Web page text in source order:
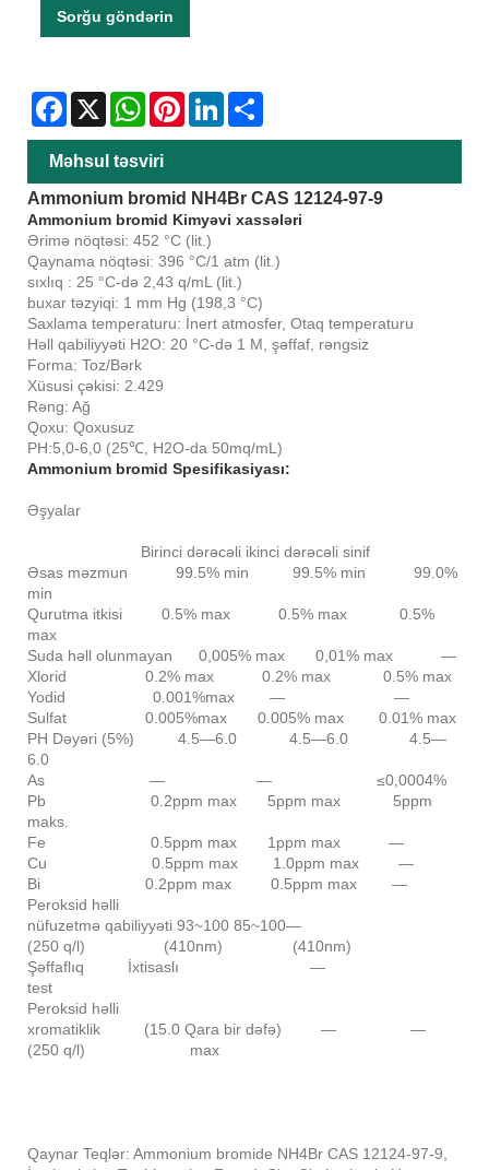
Sorğu göndərin
Facebook
X WhatsAppPinterestLinkedIn
Məhsul təsviri
Ammonium bromid NH4Br CAS 12124-97-9
Ammonium bromid Kimyəvi xassələri
Ərimə nöqtəsi: 452 °C (lit.)
Qaynama nöqtəsi: 396 °C/1 atm (lit.)
sıxlıq : 25 °C-də 2,43 q/mL (lit.)
buxar təzyiqi: 1 mm Hg (198,3 °C)
Saxlama temperaturu: İnert atmosfer, Otaq temperaturu
Həll qabiliyyəti H2O: 20 °C-də 1 M, şəffaf, rəngsiz
Forma: Toz/Bərk
Xüsusi çəkisi: 2.429
Rəng: Ağ
Qoxu: Qoxusuz
PH:5,0-6,0 (25℃, H2O-da 50mq/mL)
Ammonium bromid Spesifikasiyası:
Əşyalar
Birinci dərəcəli ikinci dərəcəli sinif
Əsas məzmun 99.5% min 99.5% min 99.0%
min
Qurutma itkisi 0.5% max 0.5% max 0.5%
max
Suda həll olunmayan 0,005% max 0,01% max —
Xlorid 0.2% max 0.2% max 0.5% max
Yodid 0.001%max — —
Sulfat 0.005%max 0.005% max 0.01% max
PH Dəyəri (5%) 4.5—6.0 4.5—6.0 4.5—
6.0
As — — ≤0,0004%
Pb 0.2ppm max 5ppm max 5ppm
maks.
Fe 0.5ppm max 1ppm max —
Cu 0.5ppm max 1.0ppm max —
Bi 0.2ppm max 0.5ppm max —
Peroksid həlli
nüfuzetmə qabiliyyəti 93~100 85~100—
(250 q/l) (410nm) (410nm)
Şəffaflıq İxtisaslı —
test
Peroksid həlli
xromatiklik (15.0 Qara bir dəfə) — —
(250 q/l) max
Qaynar Teqlər: Ammonium bromide NH4Br CAS 12124-97-9,